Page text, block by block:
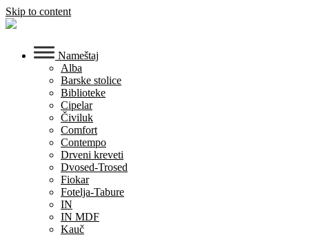
Skip to content
Nameštaj
Alba
Barske stolice
Biblioteke
Cipelar
Čiviluk
Comfort
Contempo
Drveni kreveti
Dvosed-Trosed
Fiokar
Fotelja-Tabure
IN
IN MDF
Kauč